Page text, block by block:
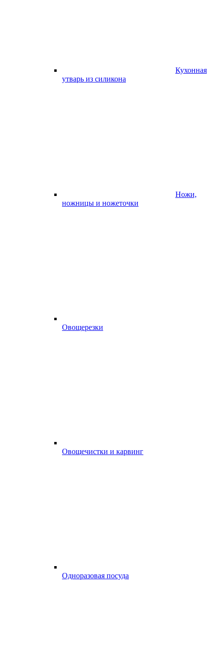
Кухонная
утварь из силикона
Ножи,
ножницы и ножеточки
Овощерезки
Овощечистки и карвинг
Одноразовая посуда